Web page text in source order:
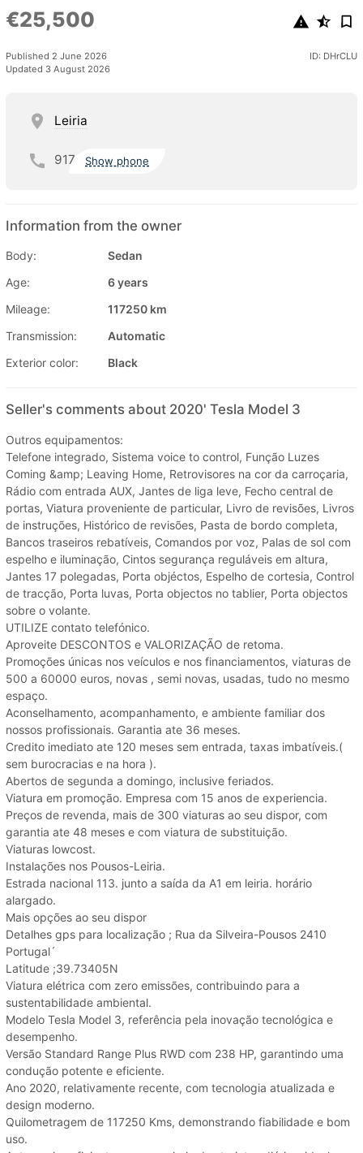
€25,500
Published 2 June 2026
Updated 3 August 2026
ID: DHrCLU
Leiria
917 Show phone
Information from the owner
Body:
Sedan
Age:
6 years
Mileage:
117250 km
Transmission:
Automatic
Exterior color:
Black
Seller's comments about 2020' Tesla Model 3
Outros equipamentos:
Telefone integrado, Sistema voice to control, Função Luzes
Coming &amp; Leaving Home, Retrovisores na cor da carroçaria,
Rádio com entrada AUX, Jantes de liga leve, Fecho central de
portas, Viatura proveniente de particular, Livro de revisões, Livros
de instruções, Histórico de revisões, Pasta de bordo completa,
Bancos traseiros rebatíveis, Comandos por voz, Palas de sol com
espelho e iluminação, Cintos segurança reguláveis em altura,
Jantes 17 polegadas, Porta objéctos, Espelho de cortesia, Control
de tracção, Porta luvas, Porta objectos no tablier, Porta objectos
sobre o volante.
UTILIZE contato telefónico.
Aproveite DESCONTOS e VALORIZAÇÃO de retoma.
Promoções únicas nos veículos e nos financiamentos, viaturas de
500 a 60000 euros, novas , semi novas, usadas, tudo no mesmo
espaço.
Aconselhamento, acompanhamento, e ambiente familiar dos
nossos profissionais. Garantia ate 36 meses.
Credito imediato ate 120 meses sem entrada, taxas imbatíveis.(
sem burocracias e na hora ).
Abertos de segunda a domingo, inclusive feriados.
Viatura em promoção. Empresa com 15 anos de experiencia.
Preços de revenda, mais de 300 viaturas ao seu dispor, com
garantia ate 48 meses e com viatura de substituição.
Viaturas lowcost.
Instalações nos Pousos-Leiria.
Estrada nacional 113. junto a saída da A1 em leiria. horário
alargado.
Mais opções ao seu dispor
Detalhes gps para localização ; Rua da Silveira-Pousos 2410
Portugal´
Latitude ;39.73405N
Viatura elétrica com zero emissões, contribuindo para a
sustentabilidade ambiental.
Modelo Tesla Model 3, referência pela inovação tecnológica e
desempenho.
Versão Standard Range Plus RWD com 238 HP, garantindo uma
condução potente e eficiente.
Ano 2020, relativamente recente, com tecnologia atualizada e
design moderno.
Quilometragem de 117250 Kms, demonstrando fiabilidade e bom
uso.